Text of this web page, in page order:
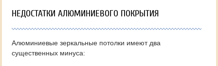
НЕДОСТАТКИ АЛЮМИНИЕВОГО ПОКРЫТИЯ
Алюминиевые зеркальные потолки имеют два
существенных минуса: